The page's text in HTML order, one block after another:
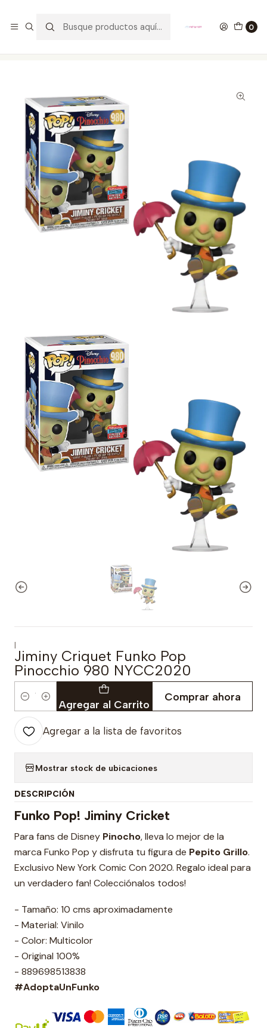
0
|
Jiminy Criquet Funko Pop
Pinocchio 980 NYCC2020
Cantidad Agregar al Carrito
Comprar ahora
Agregar a la lista de favoritos
Mostrar stock de ubicaciones
DESCRIPCIÓN
Funko Pop! Jiminy Cricket
Para fans de Disney Pinocho, lleva lo mejor de la
marca Funko Pop y disfruta tu figura de Pepito Grillo.
Exclusivo New York Comic Con 2020. Regalo ideal para
un verdadero fan! Colecciónalos todos!
- Tamaño: 10 cms aproximadamente
- Material: Vinilo
- Color: Multicolor
- Original 100%
- 889698513838
#AdoptaUnFunko